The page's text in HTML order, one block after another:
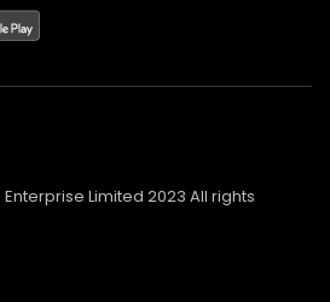
Limited 2023 All rights